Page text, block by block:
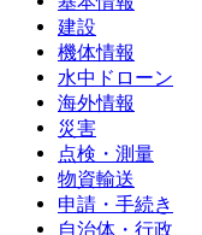
建設
機体情報
水中ドローン
海外情報
災害
点検・測量
物資輸送
申請・手続き
自治体・行政